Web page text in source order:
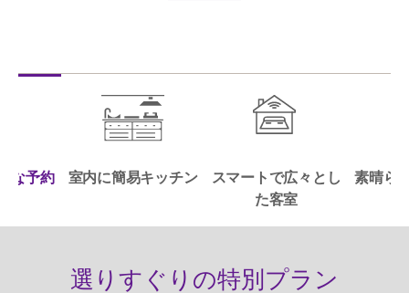
な予約
室内に簡易キッチン
スマートで広々とし
た客室
素晴ら
選りすぐりの特別プラン